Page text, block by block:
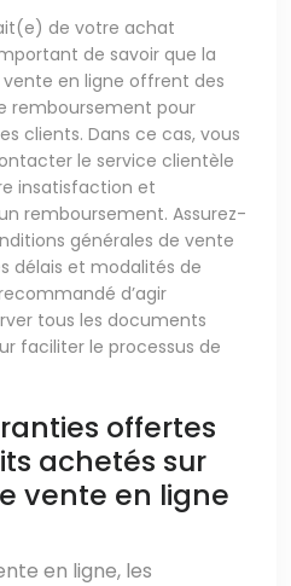
de votre achat
de savoir que la
en ligne offrent des
remboursement pour
clients. Dans ce cas, vous
le service clientèle
insatisfaction et
remboursement. Assurez-
générales de vente
délais et modalités de
d’agir
tous les documents
faciliter le processus de
offertes
achetés sur
vente en ligne
en ligne, les